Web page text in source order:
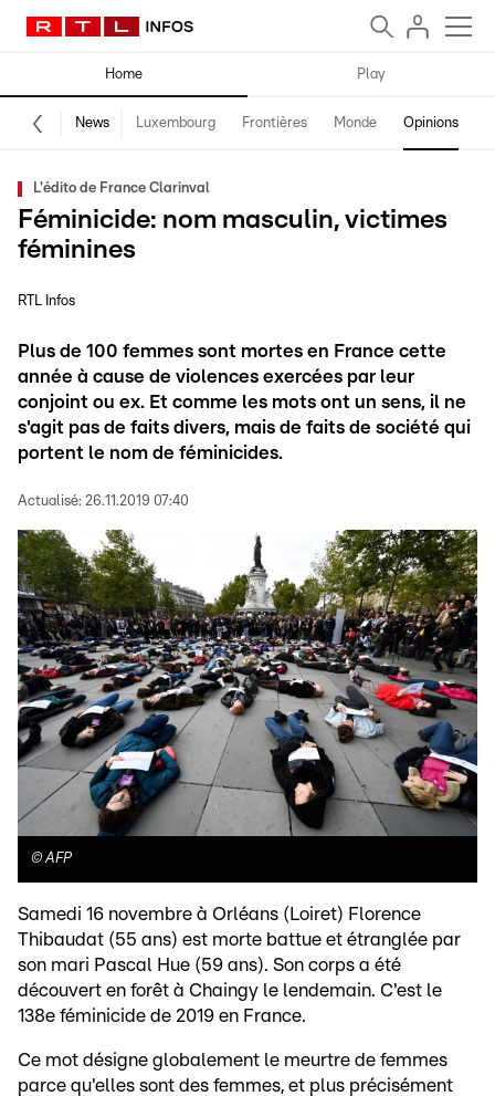
Home Play
News Luxembourg Frontières Monde Opinions
L'édito de France Clarinval
Féminicide: nom masculin, victimes
féminines
RTL Infos
Plus de 100 femmes sont mortes en France cette
année à cause de violences exercées par leur
conjoint ou ex. Et comme les mots ont un sens, il ne
s'agit pas de faits divers, mais de faits de société qui
portent le nom de féminicides.
Actualisé: 26.11.2019 07:40
©AFP
Samedi 16 novembre à Orléans (Loiret) Florence
Thibaudat (55 ans) est morte battue et étranglée par
son mari Pascal Hue (59 ans). Son corps a été
découvert en forêt à Chaingy le lendemain. C'est le
138e féminicide de 2019 en France.
Ce mot désigne globalement le meurtre de femmes
parce qu'elles sont des femmes, et plus précisément